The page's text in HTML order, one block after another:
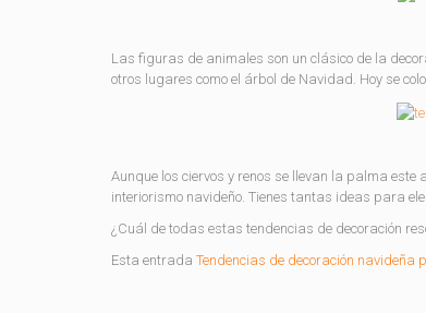
Las figuras de animales son un clásico de la
otros lugares como el árbol de Navidad. Hoy se
Aunque los ciervos y renos se llevan la palma este
interiorismo navideño. Tienes tantas ideas para
¿Cuál de todas estas tendencias de decoración
Esta entrada Tendencias de decoración navideña